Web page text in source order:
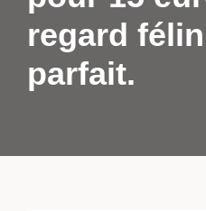
regard
parfait.